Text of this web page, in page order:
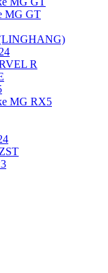
MG GT
R
MG RX5